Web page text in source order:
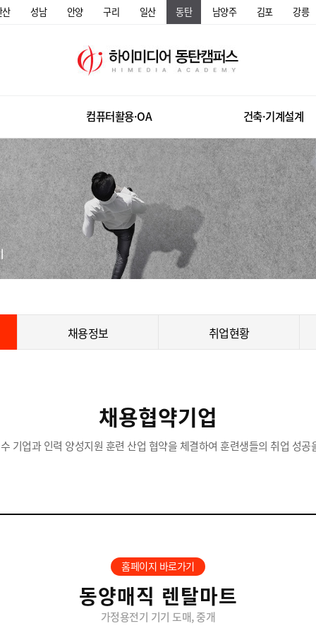
성남 안양 구리 일산 동탄 남양주 김포 강릉
컴퓨터활용·OA 건축·기계설계
채용정보 취업현황
채용협약기업
기업과 인력 양성지원 훈련 산업 협약을 체결하여 훈련생들의 취업 성공
홈페이지 바로가기
동양매직 렌탈마트
가정용전기 기기 도매, 중개